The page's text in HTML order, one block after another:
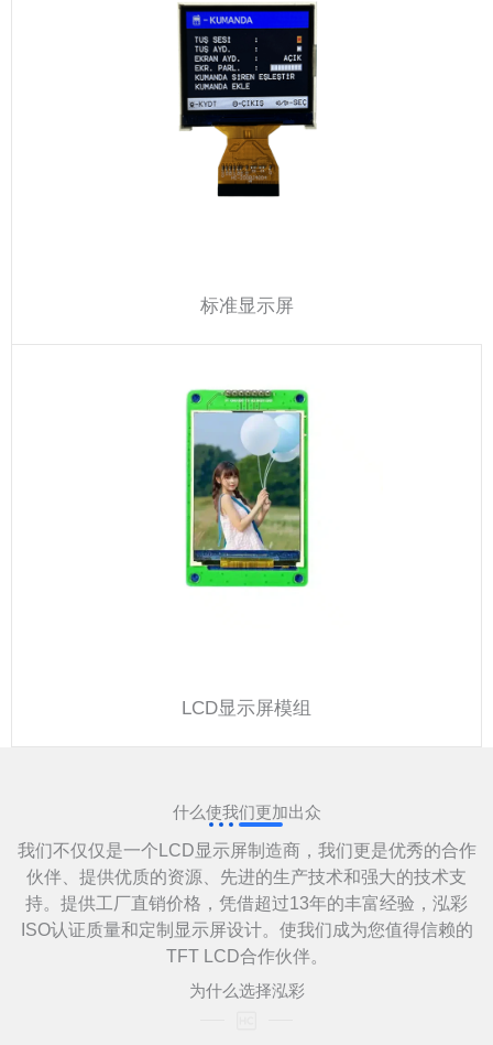
标准显示屏
LCD显示屏模组
什么使我们更加出众
我们不仅仅是一个LCD显示屏制造商，我们更是优秀的合作
伙伴、提供优质的资源、先进的生产技术和强大的技术支
持。提供工厂直销价格，凭借超过13年的丰富经验，泓彩
ISO认证质量和定制显示屏设计。使我们成为您值得信赖的
TFT LCD合作伙伴。
为什么选择泓彩